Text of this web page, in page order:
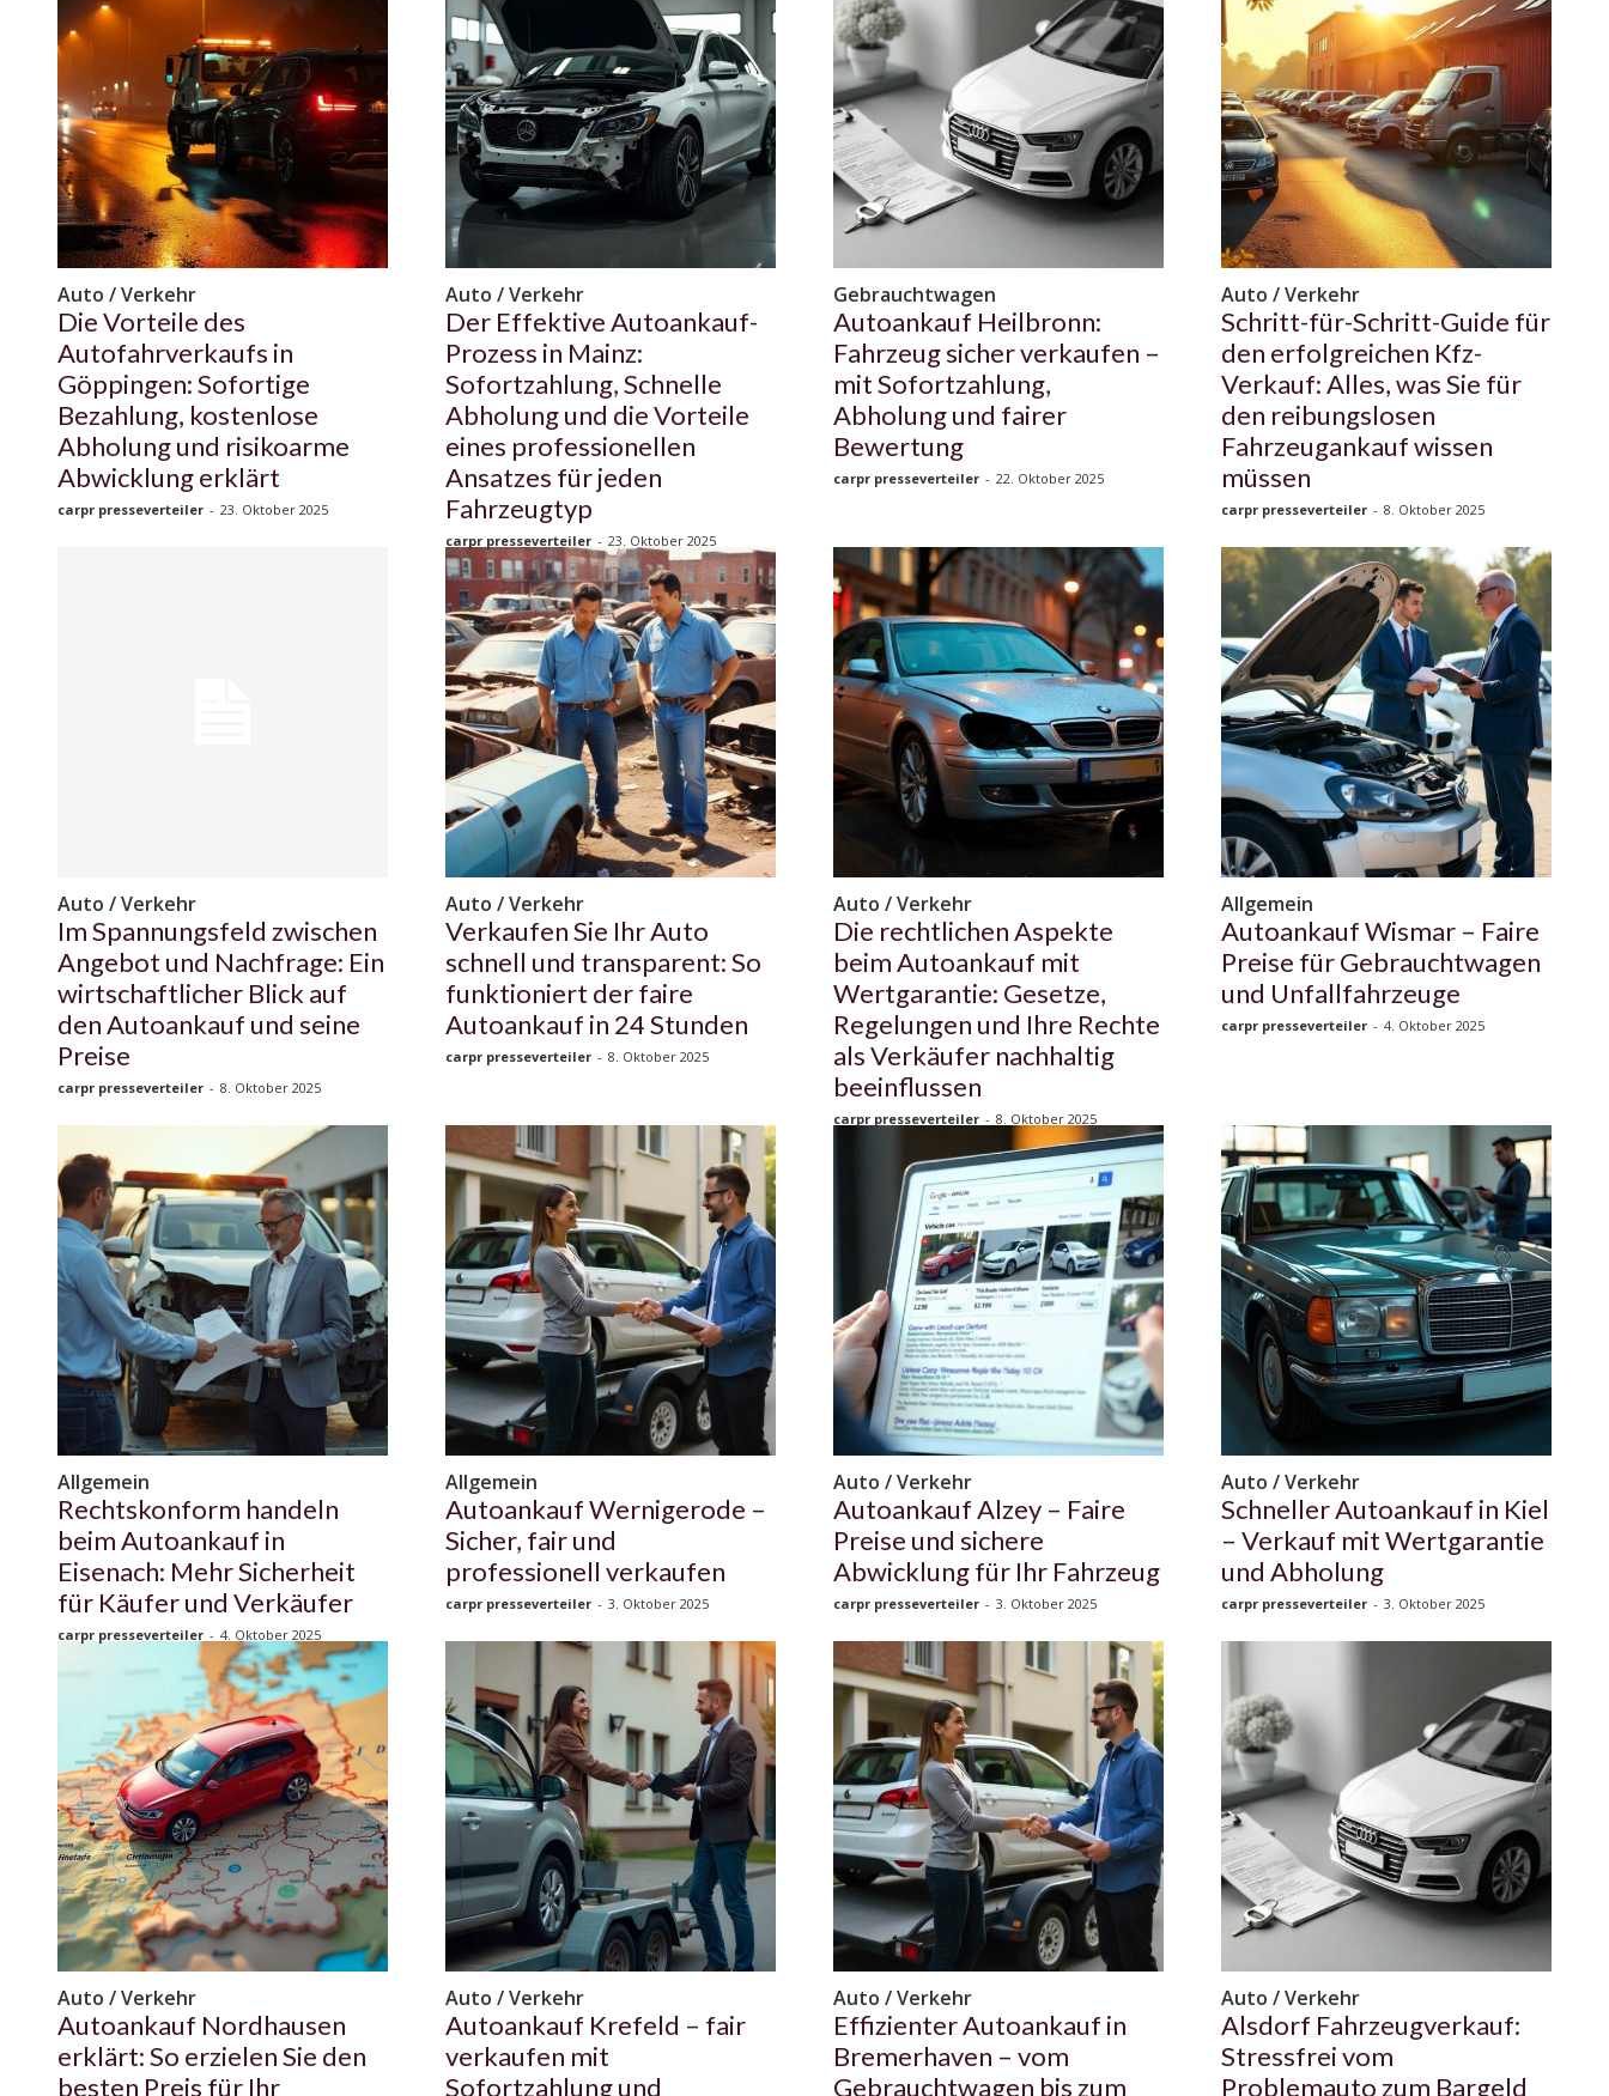
Auto / Verkehr
Die Vorteile des
Autofahrverkaufs in
Göppingen: Sofortige
Bezahlung, kostenlose
Abholung und risikoarme
Abwicklung erklärt
carpr presseverteiler - 23. Oktober 2025
Auto / Verkehr
Der Effektive Autoankauf-
Prozess in Mainz:
Sofortzahlung, Schnelle
Abholung und die Vorteile
eines professionellen
Ansatzes für jeden
Fahrzeugtyp
carpr presseverteiler - 23. Oktober 2025
Gebrauchtwagen
Autoankauf Heilbronn:
Fahrzeug sicher verkaufen –
mit Sofortzahlung,
Abholung und fairer
Bewertung
carpr presseverteiler - 22. Oktober 2025
Auto / Verkehr
Schritt-für-Schritt-Guide für
den erfolgreichen Kfz-
Verkauf: Alles, was Sie für
den reibungslosen
Fahrzeugankauf wissen
müssen
carpr presseverteiler - 8. Oktober 2025
Auto / Verkehr
Im Spannungsfeld zwischen
Angebot und Nachfrage: Ein
wirtschaftlicher Blick auf
den Autoankauf und seine
Preise
carpr presseverteiler - 8. Oktober 2025
Auto / Verkehr
Verkaufen Sie Ihr Auto
schnell und transparent: So
funktioniert der faire
Autoankauf in 24 Stunden
carpr presseverteiler - 8. Oktober 2025
Auto / Verkehr
Die rechtlichen Aspekte
beim Autoankauf mit
Wertgarantie: Gesetze,
Regelungen und Ihre Rechte
als Verkäufer nachhaltig
beeinflussen
carpr presseverteiler - 8. Oktober 2025
Allgemein
Autoankauf Wismar – Faire
Preise für Gebrauchtwagen
und Unfallfahrzeuge
carpr presseverteiler - 4. Oktober 2025
Allgemein
Rechtskonform handeln
beim Autoankauf in
Eisenach: Mehr Sicherheit
für Käufer und Verkäufer
carpr presseverteiler - 4. Oktober 2025
Allgemein
Autoankauf Wernigerode –
Sicher, fair und
professionell verkaufen
carpr presseverteiler - 3. Oktober 2025
Auto / Verkehr
Autoankauf Alzey – Faire
Preise und sichere
Abwicklung für Ihr Fahrzeug
carpr presseverteiler - 3. Oktober 2025
Auto / Verkehr
Schneller Autoankauf in Kiel
– Verkauf mit Wertgarantie
und Abholung
carpr presseverteiler - 3. Oktober 2025
Auto / Verkehr
Autoankauf Nordhausen
erklärt: So erzielen Sie den
besten Preis für Ihr
Auto / Verkehr
Autoankauf Krefeld – fair
verkaufen mit
Sofortzahlung und
Auto / Verkehr
Effizienter Autoankauf in
Bremerhaven – vom
Gebrauchtwagen bis zum
Auto / Verkehr
Alsdorf Fahrzeugverkauf:
Stressfrei vom
Problemauto zum Bargeld